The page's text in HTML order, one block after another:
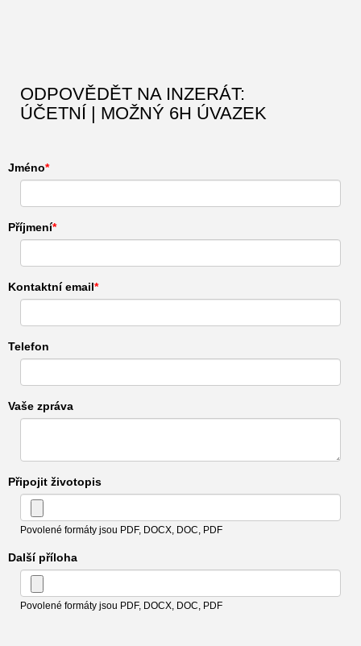
ODPOVĚDĚT NA INZERÁT:
ÚČETNÍ | MOŽNÝ 6H ÚVAZEK
Jméno
Příjmení
Kontaktní email
Telefon
Vaše zpráva
Připojit životopis
Povolené formáty jsou PDF, DOCX, DOC, PDF
Další příloha
Povolené formáty jsou PDF, DOCX, DOC, PDF